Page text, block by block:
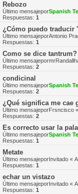
Rebozo
Último mensajeporSpanish
Respuestas: 1
¿Cómo puedo traducir
Último mensajeporAntonio
Respuestas: 1
Como se dice tantrum?
Último mensajepor
Respuestas: 2
condicinal
Último mensajeporSpanish
Respuestas: 2
¿Qué significa me cae
Último mensajeporFrsncisco «
Respuestas: 2
Es correcto usar la
Último mensajeporSpanish
Respuestas: 1
Metate
Último mensajeporInvitado «
Respuestas: 1
echar un vistazo
Último mensajeporInvitado «
Respuestas: 1